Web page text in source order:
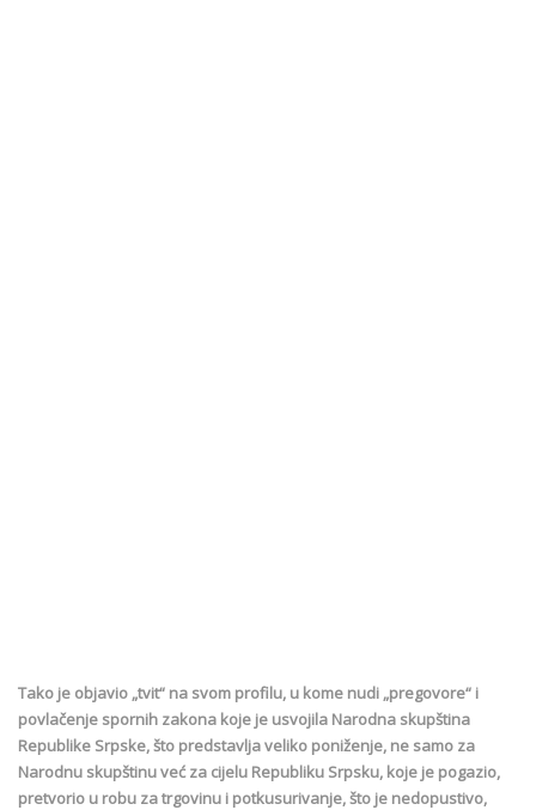
Tako je objavio „tvit“ na svom profilu, u kome nudi „pregovore“ i
povlačenje spornih zakona koje je usvojila Narodna skupština
Republike Srpske, što predstavlja veliko poniženje, ne samo za
Narodnu skupštinu već za cijelu Republiku Srpsku, koje je pogazio,
pretvorio u robu za trgovinu i potkusurivanje, što je nedopustivo,